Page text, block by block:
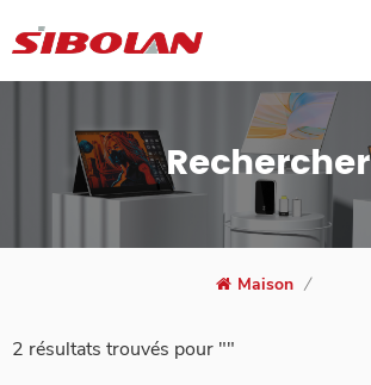
Rechercher
Maison /
2 résultats trouvés pour ""